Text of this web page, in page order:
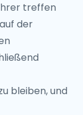
treffen
der
bleiben, und